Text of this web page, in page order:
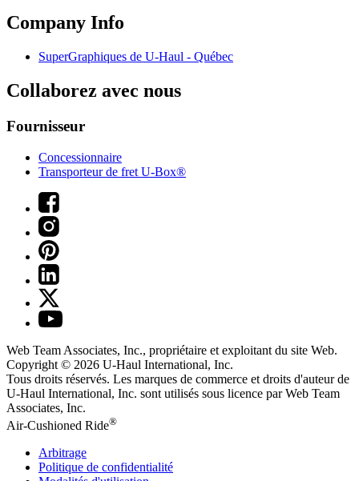
Company Info
SuperGraphiques de U-Haul - Québec
Collaborez avec nous
Fournisseur
Concessionnaire
Transporteur de fret U-Box®
Web Team Associates, Inc., propriétaire et exploitant du site Web.
Copyright © 2026 U-Haul International, Inc.
Tous droits réservés. Les marques de commerce et droits d'auteur de
U-Haul International, Inc. sont utilisés sous licence par Web Team
Associates, Inc.
Air-Cushioned Ride®
Arbitrage
Politique de confidentialité